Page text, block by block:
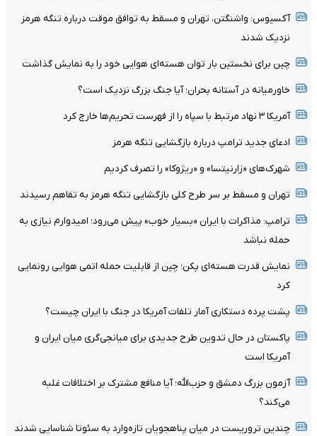
آکسیوس: واشنگتن، تهران و مسقط به توافق موقت درباره تنگه هرمز
نزدیک شدند
چین برای نخستین بار توان هسته‌ای هوایی خود را به نمایش گذاشت
خاورمیانه در آستانه بحران؛ آیا جنگ بزرگ نزدیک است؟
آمریکا ۳ نهاد مرتبط با سپاه را از فهرست تحریم‌ها خارج کرد
ادعای جدید ترامپ درباره بازگشایی تنگه هرمز
شهرک‌های «زارنیتسا» و «ریژوکا» را تصرف کردیم
تهران و مسقط بر سر طرح کلی بازگشایی تنگه هرمز به تفاهم رسیدند
ترامپ: مذاکرات با ایران «بسیار خوب» پیش می‌رود؛ امیدوارم نیازی به
حمله نباشد
نمایش قدرت هسته‌ای پکن؛ چین از قابلیت حمله اتمی هوایی رونمایی
کرد
پشت پرده دستکاری آمار تلفات آمریکا در جنگ با ایران چیست؟
پاکستان در حال تدوین طرح جدیدی برای میانجی‌گری میان ایران و
آمریکا است
آزمون بزرگ دمشق و حزب‌الله؛ آیا منافع مشترک بر اختلافات غلبه
می‌کند؟
چندین تروریست در میان پناهجویان تازه‌وارد به سئوتا شناسایی شدند